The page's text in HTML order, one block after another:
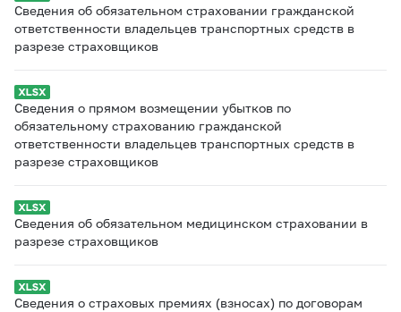
Сведения об обязательном страховании гражданской
ответственности владельцев транспортных средств в
разрезе страховщиков
Сведения о прямом возмещении убытков по
обязательному страхованию гражданской
ответственности владельцев транспортных средств в
разрезе страховщиков
Сведения об обязательном медицинском страховании в
разрезе страховщиков
Сведения о страховых премиях (взносах) по договорам